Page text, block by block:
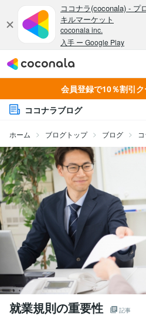
会員登録で10％割引ク
ココナラブログ
ホーム ブログトップ ブログ
就業規則の重要性 記事